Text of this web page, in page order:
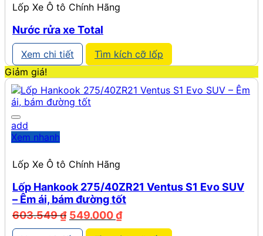
Lốp Xe Ô tô Chính Hãng
Nước rửa xe Total
Xem chi tiết
Tìm kích cỡ lốp
Giảm giá!
add
Xem nhanh
Lốp Xe Ô tô Chính Hãng
Lốp Hankook 275/40ZR21 Ventus S1 Evo SUV
– Êm ái, bám đường tốt
603.549₫ Giá
gốc
549.000₫Giá
hiện